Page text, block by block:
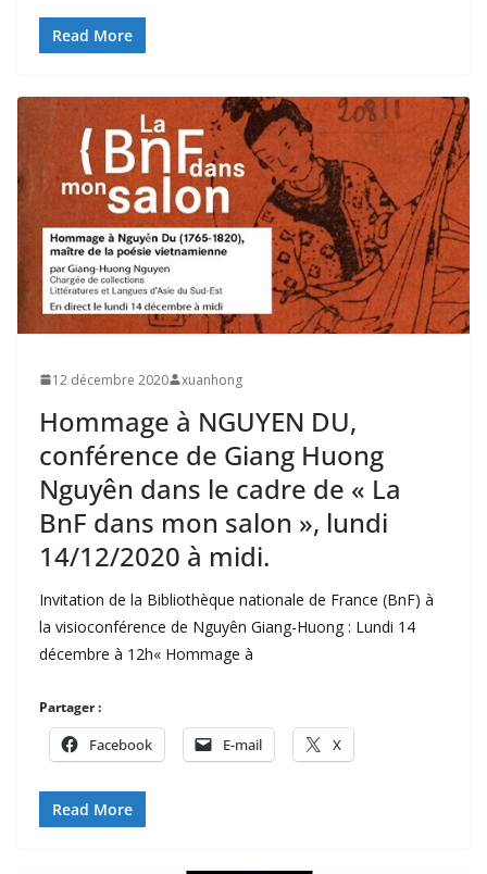
Read More
12 décembre 2020 xuanhong
Hommage à NGUYEN DU,
conférence de Giang Huong
Nguyên dans le cadre de « La
BnF dans mon salon », lundi
14/12/2020 à midi.
Invitation de la Bibliothèque nationale de France (BnF) à
la visioconférence de Nguyên Giang-Huong : Lundi 14
décembre à 12h« Hommage à
Partager :
Facebook E-mail X
Read More